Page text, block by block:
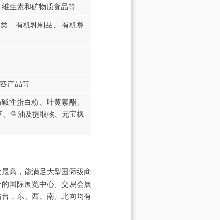
生素和矿物质食品等
，有机乳制品、 有机餐
产品等
性蛋白粉、叶黄素酯、
鱼油及提取物、元宝枫
高，能满足大型国际级商
国际展览中心。交易会展
，东、西、南、北向均有